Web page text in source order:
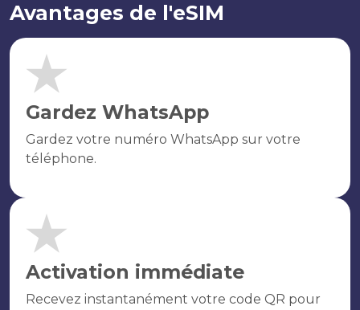
Avantages de l'eSIM
Gardez WhatsApp
Gardez votre numéro WhatsApp sur votre
téléphone.
Activation immédiate
Recevez instantanément votre code QR pour